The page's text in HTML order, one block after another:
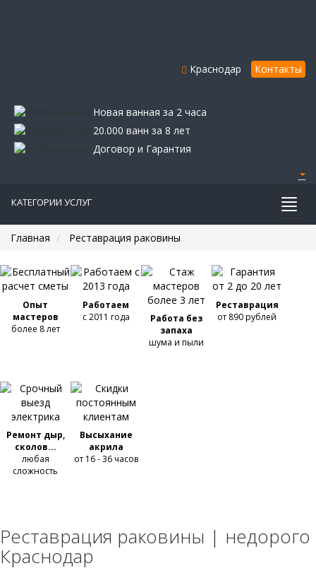
Краснодар Контакты
Новая ванная за 2 часа
20.000 ванн за 8 лет
Договор и Гарантия
КАТЕГОРИИ УСЛУГ
Главная Реставрация раковины
Опыт
мастеров
более 8 лет
Работаем
с 2011 года
Работа без
запаха
шума и пыли
Реставрация
от 890 рублей
Ремонт дыр,
сколов...
любая
сложность
Высыхание
акрила
от 16 - 36 часов
Реставрация раковины | недорого
Краснодар